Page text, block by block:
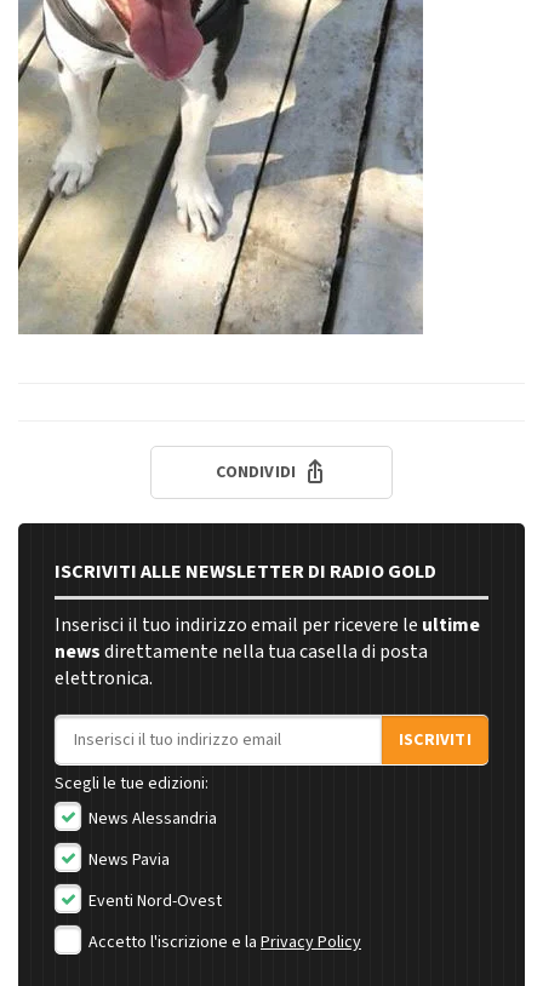
CONDIVIDI
ISCRIVITI ALLE NEWSLETTER DI RADIO GOLD
Inserisci il tuo indirizzo email per ricevere le ultime
newsdirettamente nella tua casella di posta
elettronica.
Indirizzo email
ISCRIVITI
Scegli le tue edizioni:
News Alessandria
News Pavia
Eventi Nord-Ovest
Accetto l'iscrizione e la Privacy Policy